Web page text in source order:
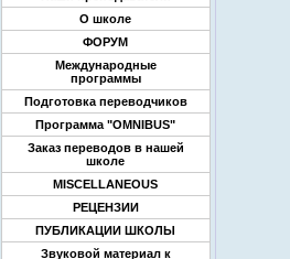
О школе
ФОРУМ
Международные
программы
Подготовка переводчиков
Программа "OMNIBUS"
Заказ переводов в нашей
школе
MISCELLANEOUS
РЕЦЕНЗИИ
ПУБЛИКАЦИИ ШКОЛЫ
Звуковой материал к